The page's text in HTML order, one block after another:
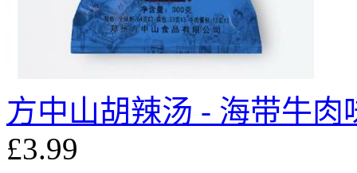
方中山胡辣汤 - 海带牛肉
£3.99